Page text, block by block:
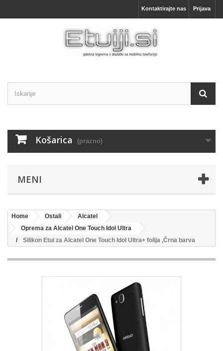
Prijava
Kontaktirajte nas
Košarica (prazno)
MENI
Home Ostali
Alcatel
Oprema za Alcatel One Touch Idol Ultra
Silikon Etui za Alcatel One Touch Idol Ultra+ folija ,Črna barva